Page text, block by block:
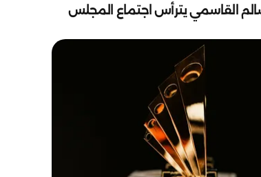
القاسمي يترأس اجتماع المجلس